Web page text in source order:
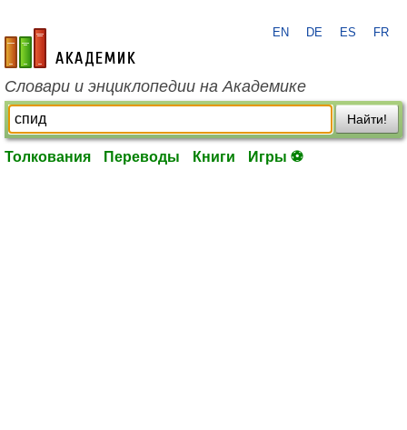
academic.ru
EN DE ES FR
Словари и энциклопедии на Академике
Найти!
Толкования Переводы Книги Игры ⚽